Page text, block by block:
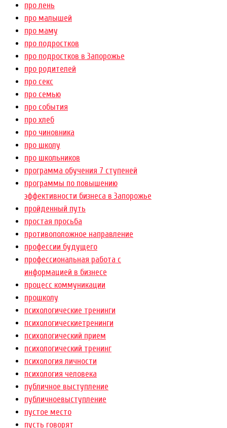
про лень
про малышей
про маму
про подростков
про подростков в Запорожье
про родителей
про секс
про семью
про события
про хлеб
про чиновника
про школу
про школьников
программа обучения 7 ступеней
программы по повышению
эффективности бизнеса в Запорожье
пройденный путь
простая просьба
противоположное направление
профессии будущего
профессиональная работа с
информацией в бизнесе
процесс коммуникации
прошколу
психологические тренинги
психологическиетренинги
психологический прием
психологический тренинг
психология личности
психология человека
публичное выступление
публичноевыступление
пустое место
пусть говорят